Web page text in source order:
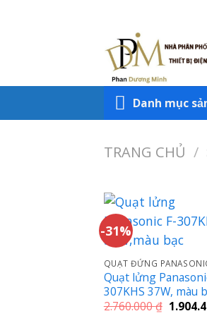
Danh mục
TRANG CHỦ /
-31%
QUẠT ĐỨNG
Quạt lửng
307KHS 37W, màu
2.760.000₫ Giá